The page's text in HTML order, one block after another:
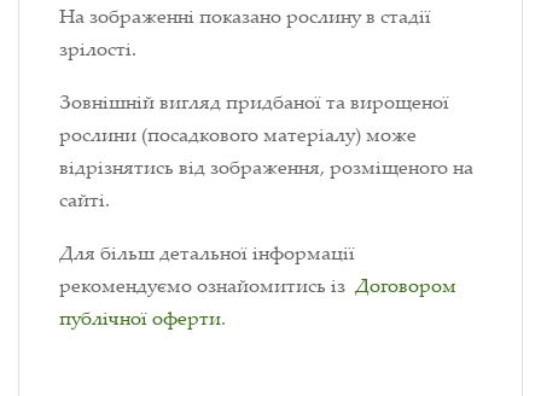
На зображенні показано рослину в стадії
зрілості.
Зовнішній вигляд придбаної та вирощеної
рослини (посадкового матеріалу) може
відрізнятись від зображення, розміщеного на
сайті.
Для більш детальної інформації
рекомендуємо ознайомитись із Договором
публічної оферти.